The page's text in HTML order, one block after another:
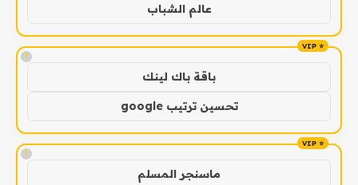
عالم الشباب
!
باقة باك لينك
تحسين ترتيب google
!
ماسنجر المسلم